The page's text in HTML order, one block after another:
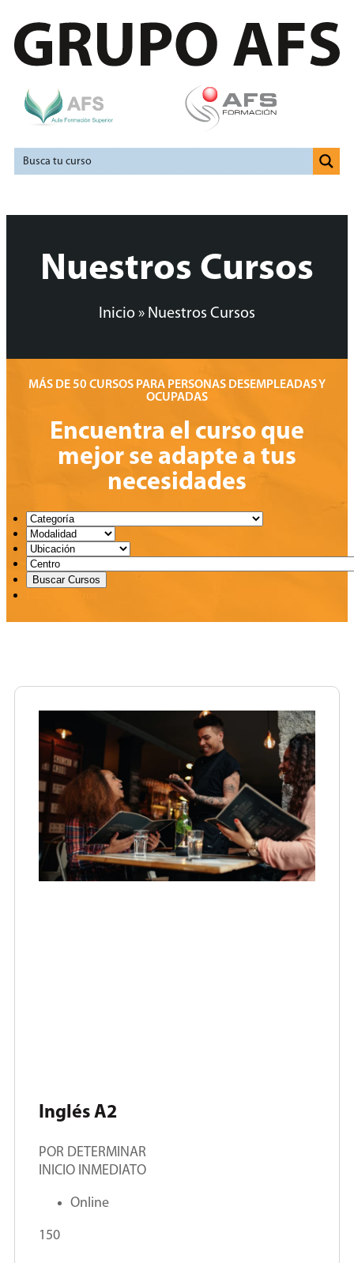
Nuestros Cursos
Inicio » Nuestros Cursos
MÁS DE 50 CURSOS PARA PERSONAS DESEMPLEADAS Y
OCUPADAS
Encuentra el curso que
mejor se adapte a tus
necesidades
Inglés A2
POR DETERMINAR
INICIO INMEDIATO
Online
150